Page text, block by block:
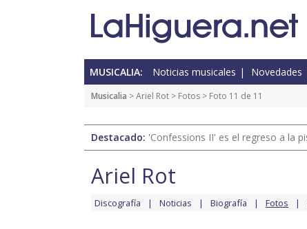
MUSICALIA: Noticias musicales Novedades
Musicalia >Ariel Rot > Fotos > Foto 11 de 11
Destacado: 'Confessions II' es el regreso a la
Ariel Rot
Discografía Noticias Biografía Fotos